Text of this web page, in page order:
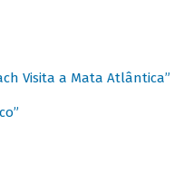
Visita a Mata Atlântica”